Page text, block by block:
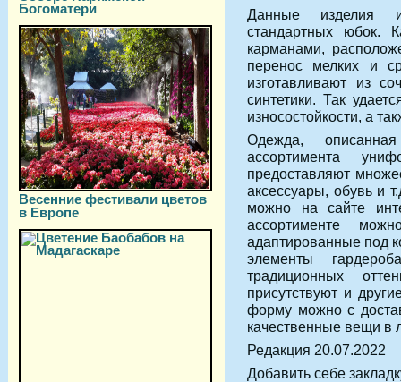
Богоматери
Весенние фестивали цветов
в Европе
Данные изделия
стандартных юбок.
карманами,
перенос мелких и
изготавливают из
синтетики. Так
износостойкости, а
Одежда,
ассортимента
предоставляют
аксессуары, обувь и
можно на сайте
ассортименте
адаптированные под
элементы
традиционных
присутствуют и
форму можно с
качественные вещи в
Редакция 20.07.2022
Добавить себе